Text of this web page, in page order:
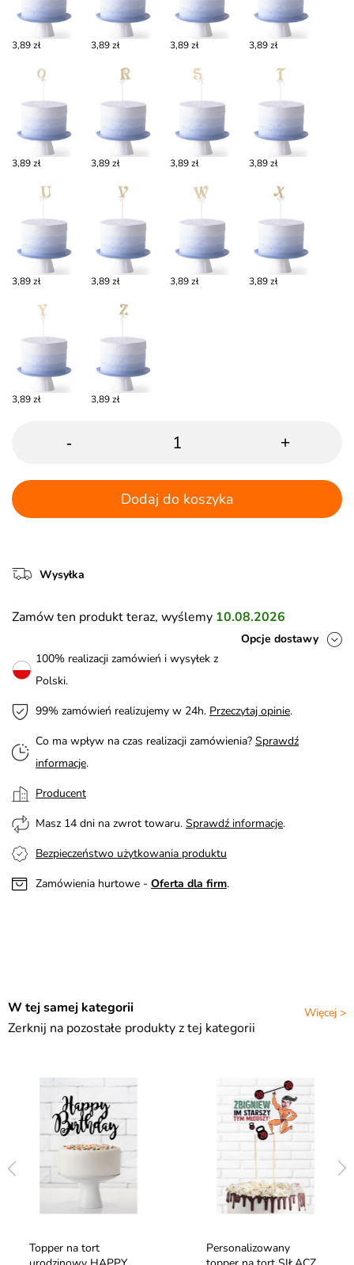
3,89 zł 3,89 zł 3,89 zł 3,89 zł
3,89 zł 3,89 zł 3,89 zł 3,89 zł
3,89 zł 3,89 zł 3,89 zł 3,89 zł
3,89 zł 3,89 zł
- +
Dodaj do koszyka
Wysyłka
Zamów ten produkt teraz, wyślemy 10.08.2026
Opcje dostawy
100% realizacji zamówień i wysyłek z
Polski.
99% zamówień realizujemy w 24h. Przeczytaj opinie.
Co ma wpływ na czas realizacji zamówienia? Sprawdź
informacje.
Producent
Masz 14 dni na zwrot towaru. Sprawdź informacje.
Bezpieczeństwo użytkowania produktu
Zamówienia hurtowe - Oferta dla firm.
Więcej >
W tej samej kategorii
Zerknij na pozostałe produkty z tej kategorii
Topper na tort
Personalizowany